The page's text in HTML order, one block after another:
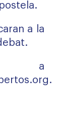
a la
a
.